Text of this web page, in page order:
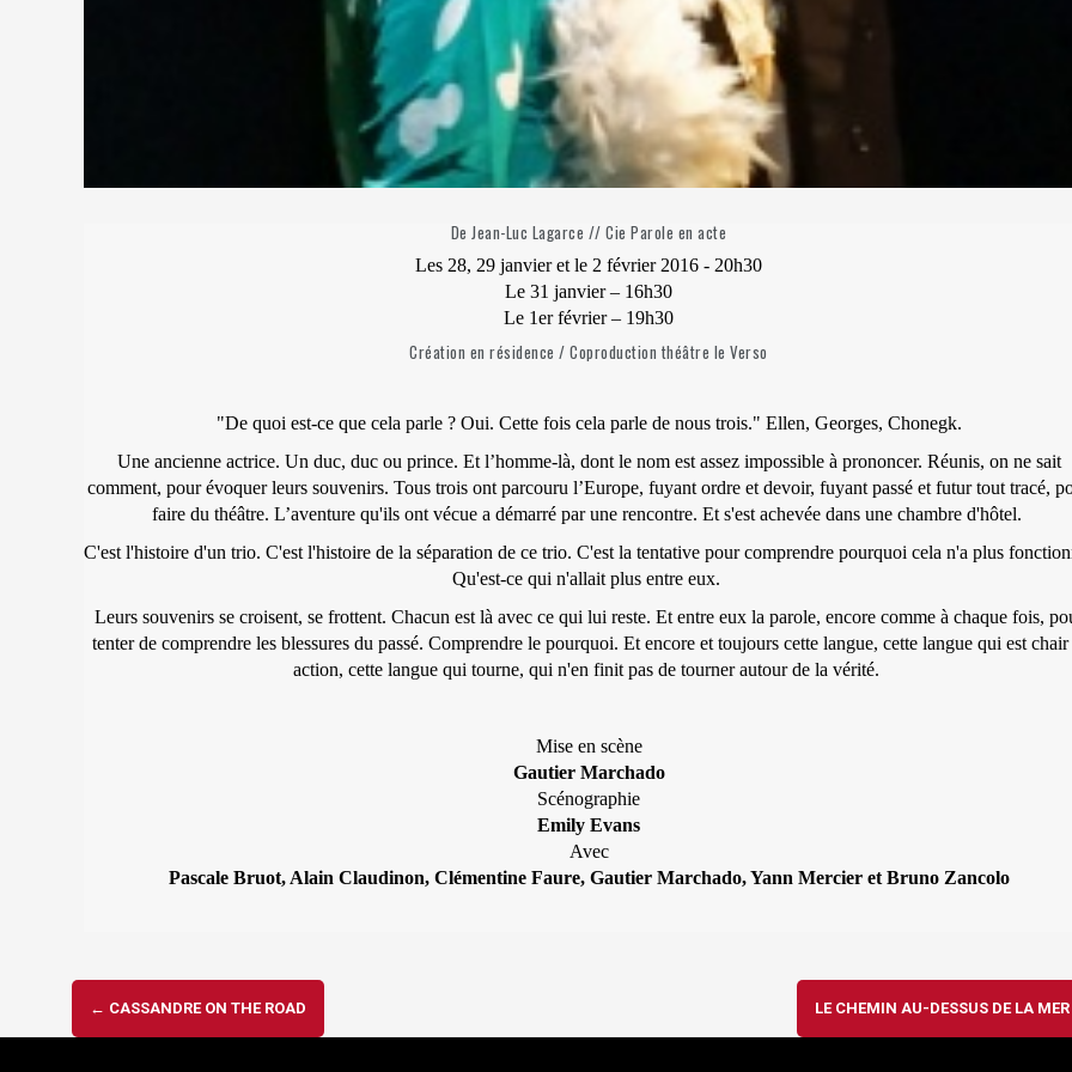
De Jean-Luc Lagarce // Cie Parole en acte
Les 28, 29 janvier et le 2 février 2016 - 20h30
Le 31 janvier – 16h30
Le 1er février – 19h30
Création en résidence / Coproduction théâtre le Verso
"De quoi est-ce que cela parle ? Oui. Cette fois cela parle de nous trois." Ellen, Georges, Chonegk.
Une ancienne actrice. Un duc, duc ou prince. Et l’homme-là, dont le nom est assez impossible à prononcer. Réunis, on ne sait
comment, pour évoquer leurs souvenirs. Tous trois ont parcouru l’Europe, fuyant ordre et devoir, fuyant passé et futur tout tracé,
faire du théâtre. L’aventure qu'ils ont vécue a démarré par une rencontre. Et s'est achevée dans une chambre d'hôtel.
C'est l'histoire d'un trio. C'est l'histoire de la séparation de ce trio. C'est la tentative pour comprendre pourquoi cela n'a plus
Qu'est-ce qui n'allait plus entre eux.
Leurs souvenirs se croisent, se frottent. Chacun est là avec ce qui lui reste. Et entre eux la parole, encore comme à chaque fois,
tenter de comprendre les blessures du passé. Comprendre le pourquoi. Et encore et toujours cette langue, cette langue qui est chair
action, cette langue qui tourne, qui n'en finit pas de tourner autour de la vérité.
Mise en scène
Gautier Marchado
Scénographie
Emily Evans
Avec
Pascale Bruot, Alain Claudinon, Clémentine Faure, Gautier Marchado, Yann Mercier et Bruno Zancolo
Navigation
d'article
← CASSANDRE ON THE ROAD LE CHEMIN AU-DESSUS DE LA MER